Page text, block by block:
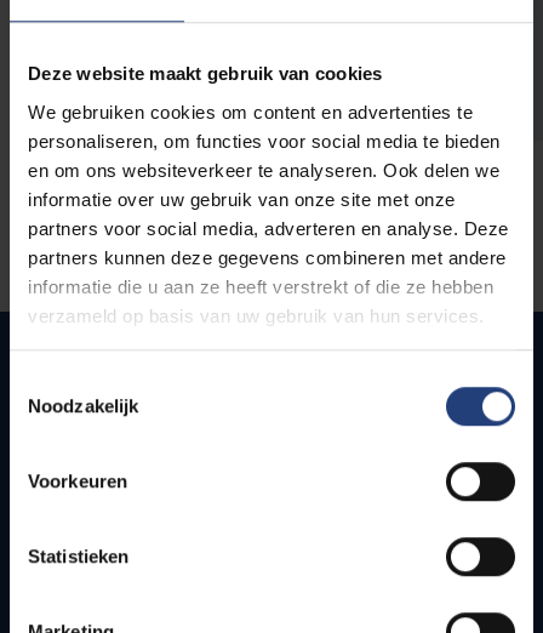
Deze website maakt gebruik van cookies
We gebruiken cookies om content en advertenties te
personaliseren, om functies voor social media te bieden
en om ons websiteverkeer te analyseren. Ook delen we
informatie over uw gebruik van onze site met onze
partners voor social media, adverteren en analyse. Deze
partners kunnen deze gegevens combineren met andere
informatie die u aan ze heeft verstrekt of die ze hebben
verzameld op basis van uw gebruik van hun services.
Noodzakelijk
Voorkeuren
Statistieken
Snel naar
Bereikbaarheid